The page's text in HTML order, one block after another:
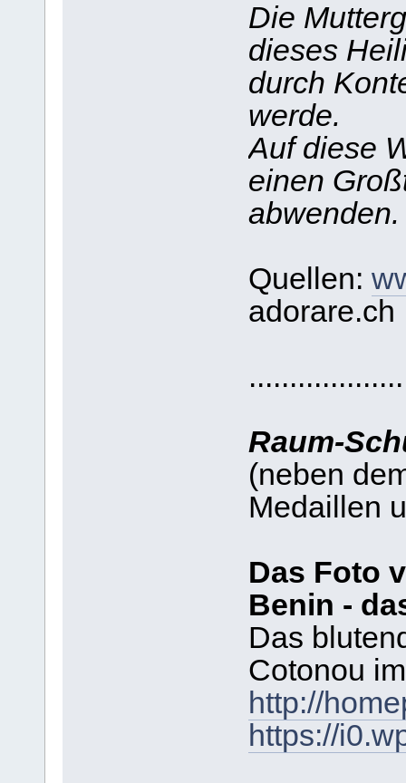
Die
dieses
durch
werde.
Auf diese
einen
abwenden.
Quellen:
adorare.ch
Raum-
(neben
Medaillen
Das Foto
Benin -
Das
Cotonou
http://
https://